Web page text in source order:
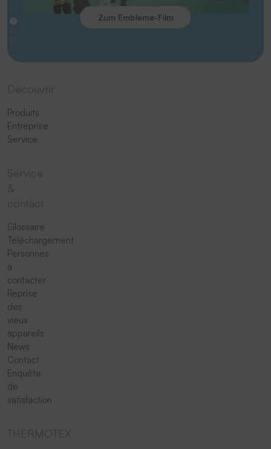
Zum Embleme-Film
Produits
Entreprise
Service
Glossaire
Téléchargement
Personnes
à
contacter
Reprise
des
vieux
appareils
News
Contact
Enquête
de
satisfaction